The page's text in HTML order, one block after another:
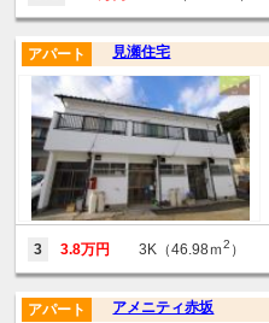
見瀬住宅
アパート
3 3.8万円 3K（46.98ｍ2 ）
アメニティ赤坂
アパート